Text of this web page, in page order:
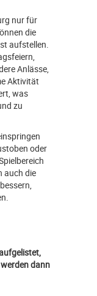
nur für
die
aufstellen.
Anlässe,
Aktivität
was
zu
oder
auch die
dann